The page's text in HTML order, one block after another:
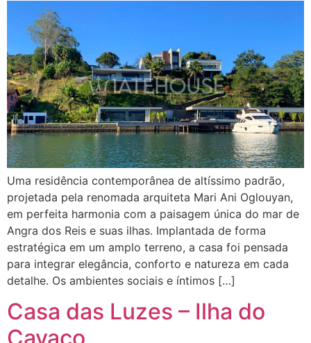
Uma residência contemporânea de altíssimo padrão,
projetada pela renomada arquiteta Mari Ani Oglouyan,
em perfeita harmonia com a paisagem única do mar de
Angra dos Reis e suas ilhas. Implantada de forma
estratégica em um amplo terreno, a casa foi pensada
para integrar elegância, conforto e natureza em cada
detalhe. Os ambientes sociais e íntimos […]
Casa das Luzes – Ilha do